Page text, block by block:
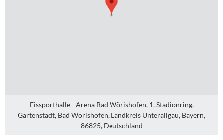
Eissporthalle - Arena Bad Wörishofen, 1, Stadionring,
Gartenstadt, Bad Wörishofen, Landkreis Unterallgäu, Bayern,
86825, Deutschland